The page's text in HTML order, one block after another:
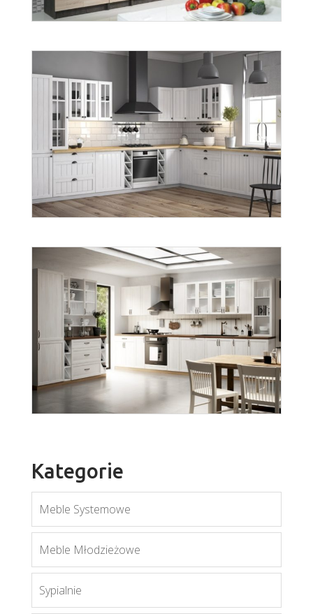
sonoma
Więcej
Prowansja
Więcej
Kategorie
Meble Systemowe
Meble Młodzieżowe
Sypialnie